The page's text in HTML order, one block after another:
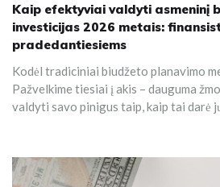
Kaip efektyviai valdyti asmeninį
investicijas 2026 metais:
pradedantiesiems
Kodėl tradiciniai biudžeto planavimo
Pažvelkime tiesiai į akis – dauguma
valdyti savo pinigus taip, kaip tai darė